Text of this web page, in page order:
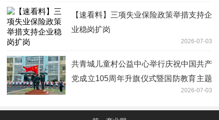
【速看料】三项失业保险政策举措支持企
业稳岗扩岗
2026-07-03
共青城儿童村公益中心举行庆祝中国共产
党成立105周年升旗仪式暨国防教育主题
2026-07-03